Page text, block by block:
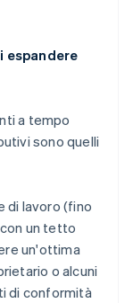
espandere
a tempo
sono quelli
di lavoro (fino
un tetto
un'ottima
o alcuni
di conformità